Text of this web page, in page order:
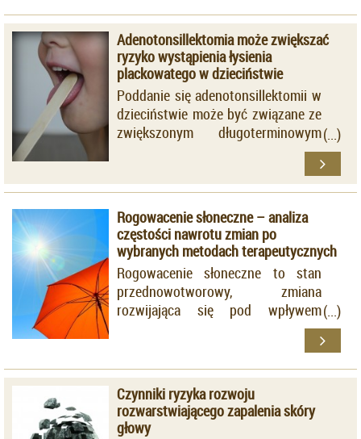
Adenotonsillektomia może zwiększać
ryzyko wystąpienia łysienia
plackowatego w dzieciństwie
Poddanie się adenotonsillektomii w
dzieciństwie może być związane ze
zwiększonym długoterminowym
ryzykiem wystąpienia zaburzeń
Rogowacenie słoneczne – analiza
częstości nawrotu zmian po
wybranych metodach terapeutycznych
Rogowacenie słoneczne to stan
przednowotworowy, zmiana
rozwijająca się pod wpływem
przewlekłej ekspozycji na
Czynniki ryzyka rozwoju
rozwarstwiającego zapalenia skóry
głowy